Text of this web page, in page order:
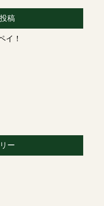
稿
イ！
ー